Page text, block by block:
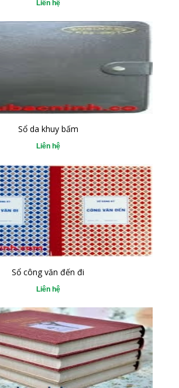
Liên hệ
Sổ da khuy bấm
Liên hệ
Sổ công văn đến đi
Liên hệ